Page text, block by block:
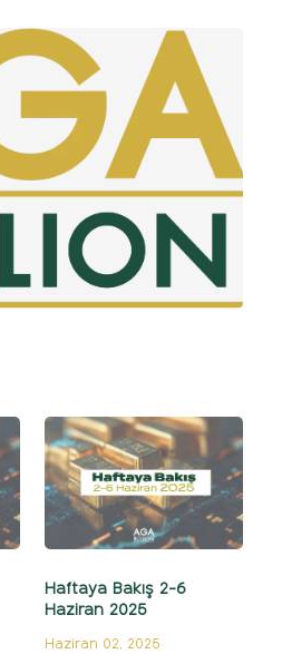
Haftaya Bakış 2-6
Haziran 2025
Haziran 02, 2025